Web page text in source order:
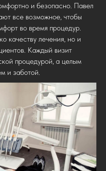
и безопасно. Павел
все возможное, чтобы
во время процедур.
качеству лечения, но и
Каждый визит
процедурой, а целым
и заботой.